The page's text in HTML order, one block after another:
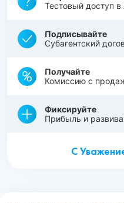
Тестовый доступ
Подписывайте
Субагентский
Получайте
Комиссию с
Фиксируйте
Прибыль и
С